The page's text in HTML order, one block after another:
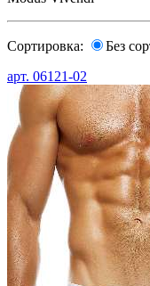
Сортировка: Без
арт. 06121-02